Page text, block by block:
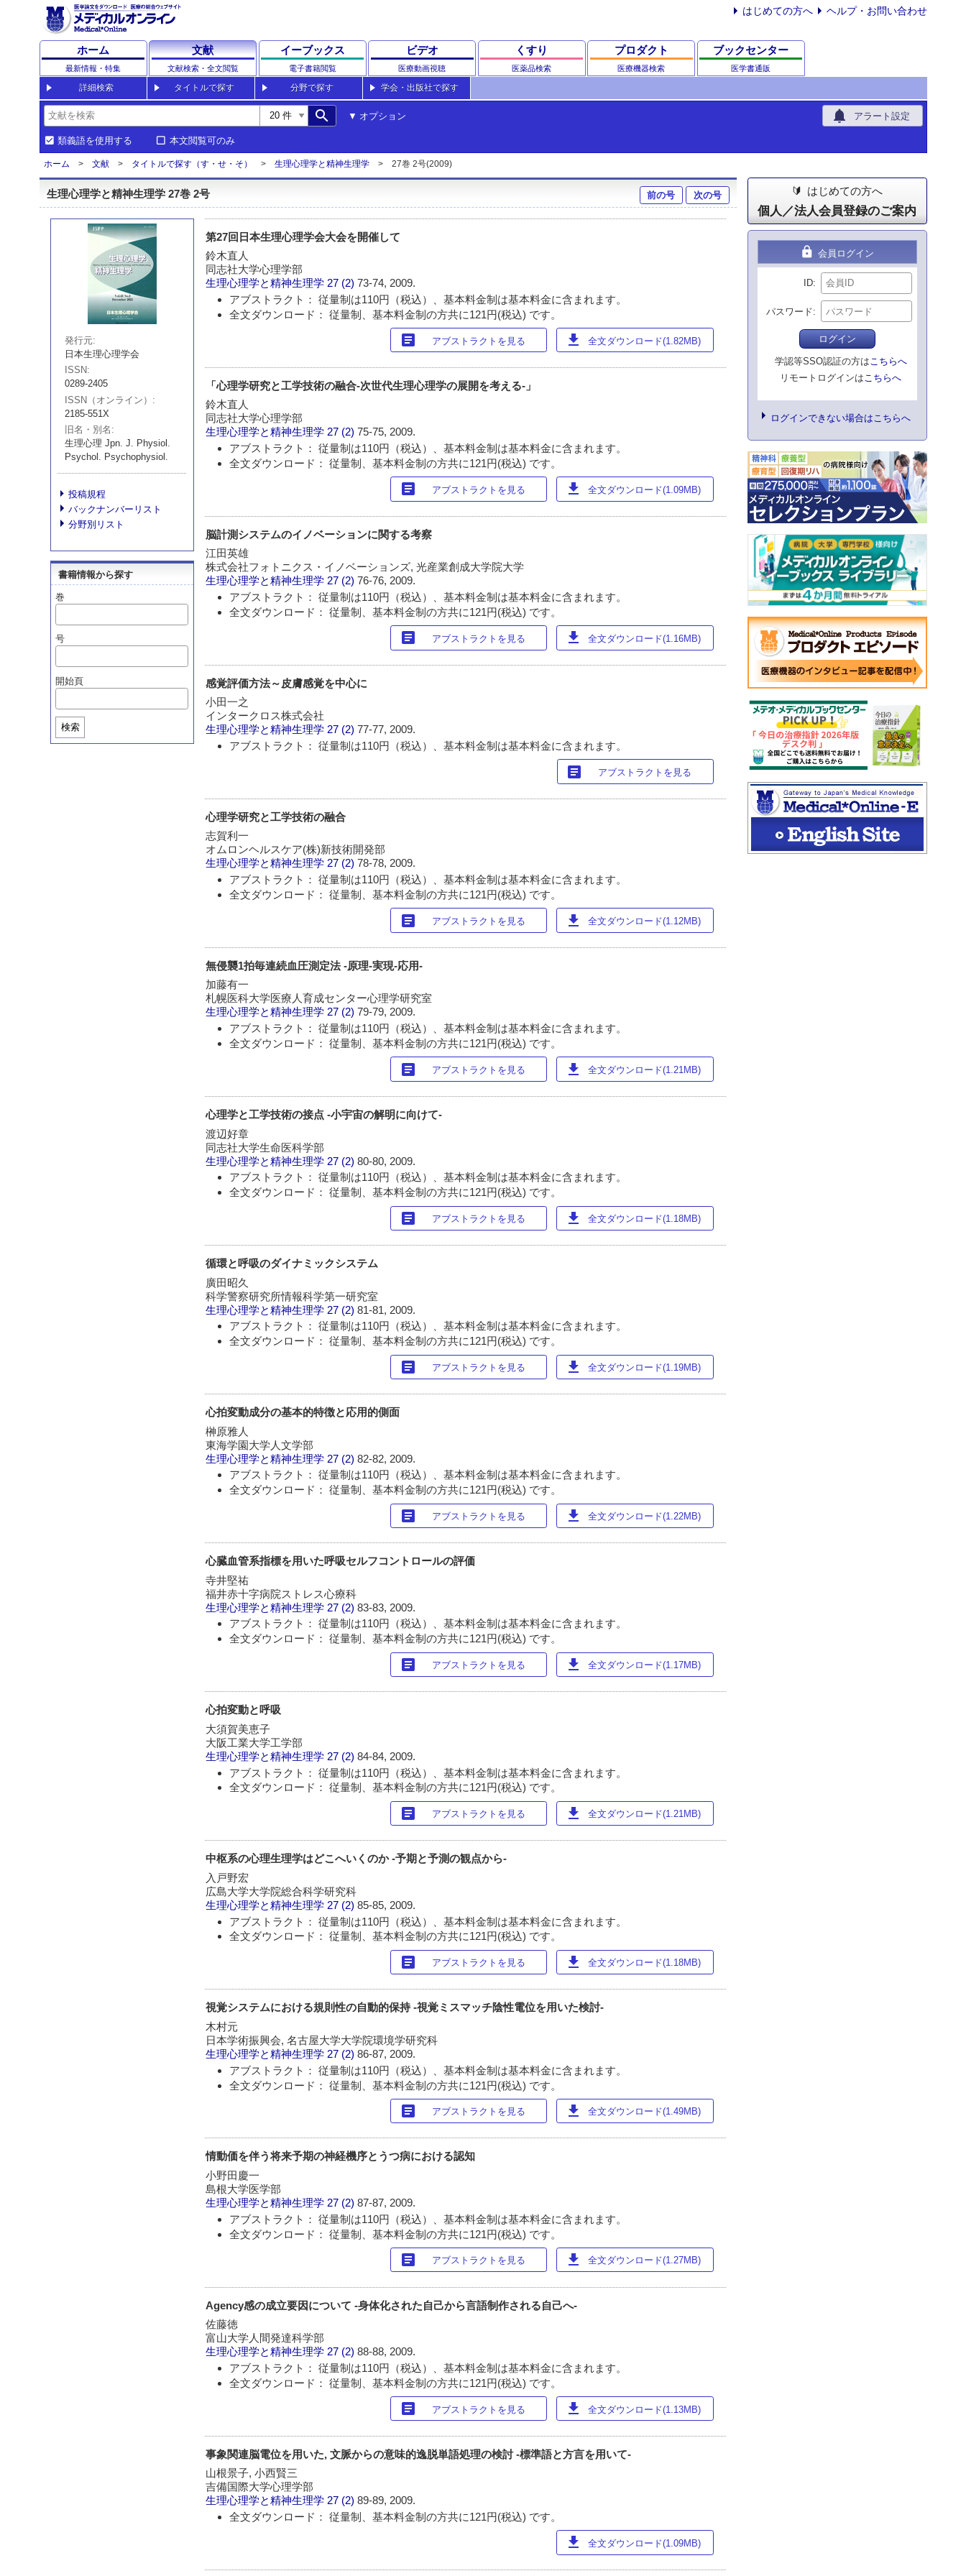
はじめての方へ ヘルプ・お問い合わせ
ホーム
最新情報・特集
文献
文献検索・全文閲覧
イーブックス
電子書籍閲覧
ビデオ
医療動画視聴
くすり
医薬品検索
プロダクト
医療機器検索
ブックセンター
医学書通販
詳細検索 タイトルで探す 分野で探す 学会・出版社で探す
search オプション notifications アラート設定
類義語を使用する 本文閲覧可のみ
ホーム 文献 タイトルで探す（す・せ・そ） 生理心理学と精神生理学 27巻 2号(2009)
生理心理学と精神生理学 27巻 2号 前の号 次の号
発行元
日本生理心理学会
ISSN
0289-2405
ISSN（オンライン）
2185-551X
旧名・別名
生理心理 Jpn. J. Physiol.
Psychol. Psychophysiol.
投稿規程
バックナンバーリスト
分野別リスト
書籍情報から探す
巻
号
開始頁
検索
第27回日本生理心理学会大会を開催して
鈴木直人
同志社大学心理学部
生理心理学と精神生理学 27 (2)73-74, 2009.
アブストラクト： 従量制は110円（税込）、基本料金制は基本料金に含まれます。
全文ダウンロード： 従量制、基本料金制の方共に121円(税込) です。
article アブストラクトを見る download 全文ダウンロード(1.82MB)
「心理学研究と工学技術の融合-次世代生理心理学の展開を考える-」
鈴木直人
同志社大学心理学部
生理心理学と精神生理学 27 (2)75-75, 2009.
アブストラクト： 従量制は110円（税込）、基本料金制は基本料金に含まれます。
全文ダウンロード： 従量制、基本料金制の方共に121円(税込) です。
article アブストラクトを見る download 全文ダウンロード(1.09MB)
脳計測システムのイノベーションに関する考察
江田英雄
株式会社フォトニクス・イノベーションズ, 光産業創成大学院大学
生理心理学と精神生理学 27 (2)76-76, 2009.
アブストラクト： 従量制は110円（税込）、基本料金制は基本料金に含まれます。
全文ダウンロード： 従量制、基本料金制の方共に121円(税込) です。
article アブストラクトを見る download 全文ダウンロード(1.16MB)
感覚評価方法～皮膚感覚を中心に
小田一之
インタークロス株式会社
生理心理学と精神生理学 27 (2)77-77, 2009.
アブストラクト： 従量制は110円（税込）、基本料金制は基本料金に含まれます。
article アブストラクトを見る
心理学研究と工学技術の融合
志賀利一
オムロンヘルスケア(株)新技術開発部
生理心理学と精神生理学 27 (2)78-78, 2009.
アブストラクト： 従量制は110円（税込）、基本料金制は基本料金に含まれます。
全文ダウンロード： 従量制、基本料金制の方共に121円(税込) です。
article アブストラクトを見る download 全文ダウンロード(1.12MB)
無侵襲1拍毎連続血圧測定法 -原理-実現-応用-
加藤有一
札幌医科大学医療人育成センター心理学研究室
生理心理学と精神生理学 27 (2)79-79, 2009.
アブストラクト： 従量制は110円（税込）、基本料金制は基本料金に含まれます。
全文ダウンロード： 従量制、基本料金制の方共に121円(税込) です。
article アブストラクトを見る download 全文ダウンロード(1.21MB)
心理学と工学技術の接点 -小宇宙の解明に向けて-
渡辺好章
同志社大学生命医科学部
生理心理学と精神生理学 27 (2)80-80, 2009.
アブストラクト： 従量制は110円（税込）、基本料金制は基本料金に含まれます。
全文ダウンロード： 従量制、基本料金制の方共に121円(税込) です。
article アブストラクトを見る download 全文ダウンロード(1.18MB)
循環と呼吸のダイナミックシステム
廣田昭久
科学警察研究所情報科学第一研究室
生理心理学と精神生理学 27 (2)81-81, 2009.
アブストラクト： 従量制は110円（税込）、基本料金制は基本料金に含まれます。
全文ダウンロード： 従量制、基本料金制の方共に121円(税込) です。
article アブストラクトを見る download 全文ダウンロード(1.19MB)
心拍変動成分の基本的特徴と応用的側面
榊原雅人
東海学園大学人文学部
生理心理学と精神生理学 27 (2)82-82, 2009.
アブストラクト： 従量制は110円（税込）、基本料金制は基本料金に含まれます。
全文ダウンロード： 従量制、基本料金制の方共に121円(税込) です。
article アブストラクトを見る download 全文ダウンロード(1.22MB)
心臓血管系指標を用いた呼吸セルフコントロールの評価
寺井堅祐
福井赤十字病院ストレス心療科
生理心理学と精神生理学 27 (2)83-83, 2009.
アブストラクト： 従量制は110円（税込）、基本料金制は基本料金に含まれます。
全文ダウンロード： 従量制、基本料金制の方共に121円(税込) です。
article アブストラクトを見る download 全文ダウンロード(1.17MB)
心拍変動と呼吸
大須賀美恵子
大阪工業大学工学部
生理心理学と精神生理学 27 (2)84-84, 2009.
アブストラクト： 従量制は110円（税込）、基本料金制は基本料金に含まれます。
全文ダウンロード： 従量制、基本料金制の方共に121円(税込) です。
article アブストラクトを見る download 全文ダウンロード(1.21MB)
中枢系の心理生理学はどこへいくのか -予期と予測の観点から-
入戸野宏
広島大学大学院総合科学研究科
生理心理学と精神生理学 27 (2)85-85, 2009.
アブストラクト： 従量制は110円（税込）、基本料金制は基本料金に含まれます。
全文ダウンロード： 従量制、基本料金制の方共に121円(税込) です。
article アブストラクトを見る download 全文ダウンロード(1.18MB)
視覚システムにおける規則性の自動的保持 -視覚ミスマッチ陰性電位を用いた検討-
木村元
日本学術振興会, 名古屋大学大学院環境学研究科
生理心理学と精神生理学 27 (2)86-87, 2009.
アブストラクト： 従量制は110円（税込）、基本料金制は基本料金に含まれます。
全文ダウンロード： 従量制、基本料金制の方共に121円(税込) です。
article アブストラクトを見る download 全文ダウンロード(1.49MB)
情動価を伴う将来予期の神経機序とうつ病における認知
小野田慶一
島根大学医学部
生理心理学と精神生理学 27 (2)87-87, 2009.
アブストラクト： 従量制は110円（税込）、基本料金制は基本料金に含まれます。
全文ダウンロード： 従量制、基本料金制の方共に121円(税込) です。
article アブストラクトを見る download 全文ダウンロード(1.27MB)
Agency感の成立要因について -身体化された自己から言語制作される自己へ-
佐藤徳
富山大学人間発達科学部
生理心理学と精神生理学 27 (2)88-88, 2009.
アブストラクト： 従量制は110円（税込）、基本料金制は基本料金に含まれます。
全文ダウンロード： 従量制、基本料金制の方共に121円(税込) です。
article アブストラクトを見る download 全文ダウンロード(1.13MB)
事象関連脳電位を用いた, 文脈からの意味的逸脱単語処理の検討 -標準語と方言を用いて-
山根景子, 小西賢三
吉備国際大学心理学部
生理心理学と精神生理学 27 (2)89-89, 2009.
全文ダウンロード： 従量制、基本料金制の方共に121円(税込) です。
download 全文ダウンロード(1.09MB)
はじめての方へ
個人／法人会員登録のご案内
lock 会員ログイン
ID
パスワード
ログイン
学認等SSO認証の方はこちらへ
リモートログインはこちらへ
ログインできない場合はこちらへ